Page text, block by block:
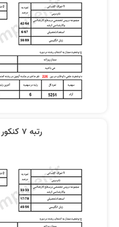
رتبه 7 کنکور دکتری فناوری اطلاعات